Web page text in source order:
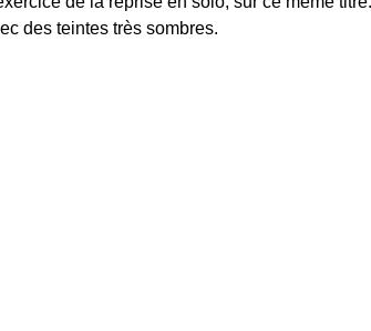
des teintes très sombres.